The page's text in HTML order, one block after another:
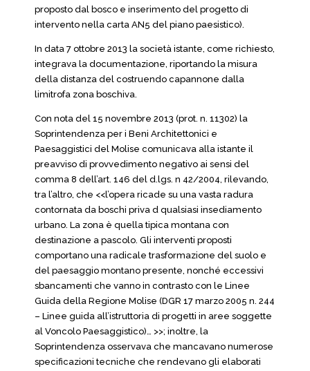
proposto dal bosco e inserimento del progetto di
intervento nella carta AN5 del piano paesistico).
In data 7 ottobre 2013 la società istante, come richiesto,
integrava la documentazione, riportando la misura
della distanza del costruendo capannone dalla
limitrofa zona boschiva.
Con nota del 15 novembre 2013 (prot. n. 11302) la
Soprintendenza per i Beni Architettonici e
Paesaggistici del Molise comunicava alla istante il
preavviso di provvedimento negativo ai sensi del
comma 8 dell’art. 146 del d.lgs. n 42/2004, rilevando,
tra l’altro, che <<l’opera ricade su una vasta radura
contornata da boschi priva d qualsiasi insediamento
urbano. La zona è quella tipica montana con
destinazione a pascolo. Gli interventi proposti
comportano una radicale trasformazione del suolo e
del paesaggio montano presente, nonché eccessivi
sbancamenti che vanno in contrasto con le Linee
Guida della Regione Molise (DGR 17 marzo 2005 n. 244
– Linee guida all’istruttoria di progetti in aree soggette
al Voncolo Paesaggistico)… >>; inoltre, la
Soprintendenza osservava che mancavano numerose
specificazioni tecniche che rendevano gli elaborati